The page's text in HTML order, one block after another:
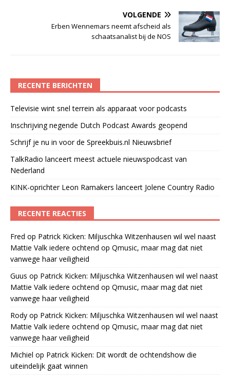
VOLGENDE
Erben Wennemars neemt afscheid als
schaatsanalist bij de NOS
RECENTE BERICHTEN
Televisie wint snel terrein als apparaat voor podcasts
Inschrijving negende Dutch Podcast Awards geopend
Schrijf je nu in voor de Spreekbuis.nl Nieuwsbrief
TalkRadio lanceert meest actuele nieuwspodcast van
Nederland
KINK-oprichter Leon Ramakers lanceert Jolene Country Radio
RECENTE REACTIES
Fred op Patrick Kicken: Miljuschka Witzenhausen wil wel naast
Mattie Valk iedere ochtend op Qmusic, maar mag dat niet
vanwege haar veiligheid
Guus op Patrick Kicken: Miljuschka Witzenhausen wil wel naast
Mattie Valk iedere ochtend op Qmusic, maar mag dat niet
vanwege haar veiligheid
Rody op Patrick Kicken: Miljuschka Witzenhausen wil wel naast
Mattie Valk iedere ochtend op Qmusic, maar mag dat niet
vanwege haar veiligheid
Michiel op Patrick Kicken: Dit wordt de ochtendshow die
uiteindelijk gaat winnen